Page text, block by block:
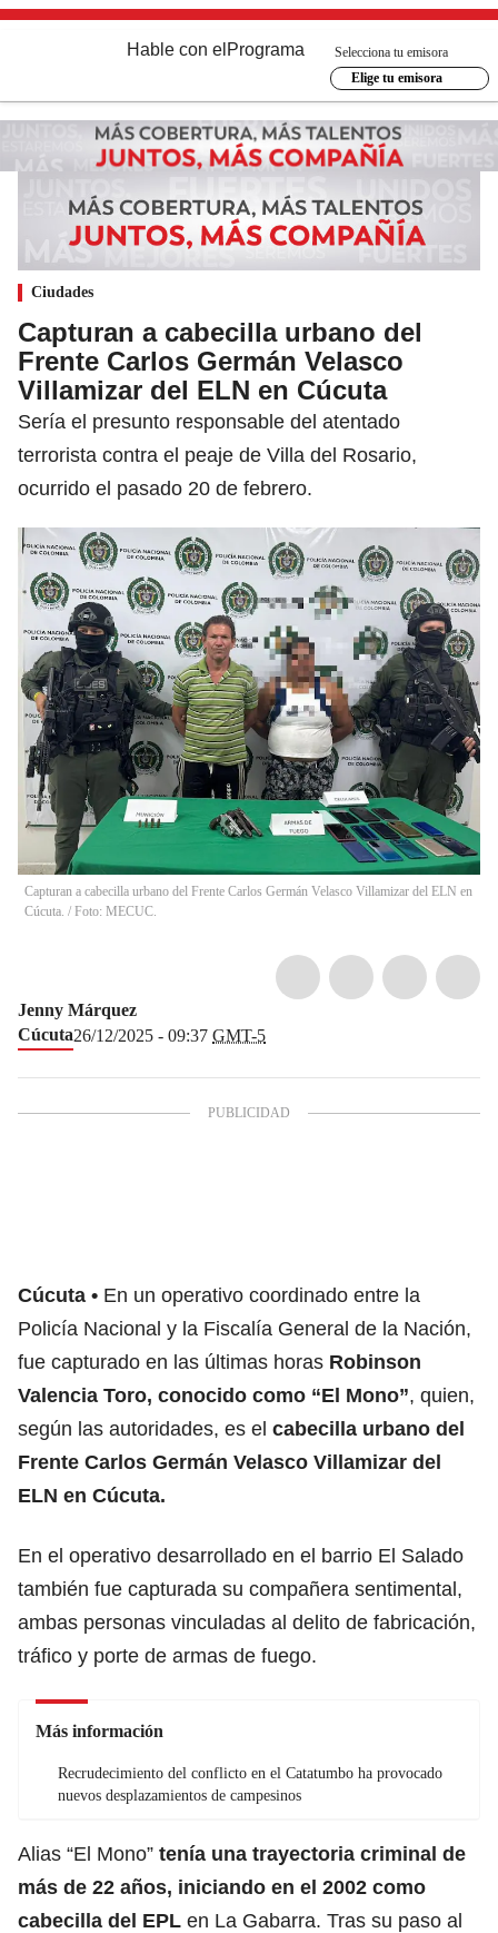
Hable con el Programa
Selecciona tu emisora
Elige tu emisora
Ciudades
Capturan a cabecilla urbano del
Frente Carlos Germán Velasco
Villamizar del ELN en Cúcuta
Sería el presunto responsable del atentado
terrorista contra el peaje de Villa del Rosario,
ocurrido el pasado 20 de febrero.
Capturan a cabecilla urbano del Frente Carlos Germán Velasco Villamizar del ELN en
Cúcuta. / Foto: MECUC.
Jenny Márquez
Cúcuta26/12/2025 - 09:37 GMT-5
Cúcuta
En un operativo coordinado entre la
Policía Nacional y la Fiscalía General de la Nación,
fue capturado en las últimas horas Robinson
Valencia Toro, conocido como “El Mono”, quien,
según las autoridades, es el cabecilla urbano del
Frente Carlos Germán Velasco Villamizar del
ELN en Cúcuta.
En el operativo desarrollado en el barrio El Salado
también fue capturada su compañera sentimental,
ambas personas vinculadas al delito de fabricación,
tráfico y porte de armas de fuego.
Más información
Recrudecimiento del conflicto en el Catatumbo ha provocado
nuevos desplazamientos de campesinos
Alias “El Mono” tenía una trayectoria criminal de
más de 22 años, iniciando en el 2002 como
cabecilla del EPL en La Gabarra. Tras su paso al